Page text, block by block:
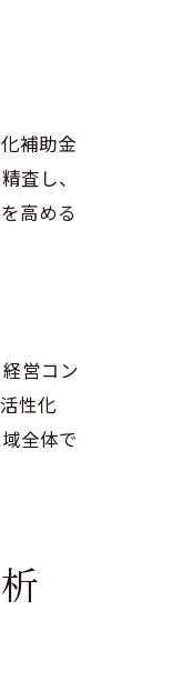
補助金
査し、
高める
営コン
性化
全体で